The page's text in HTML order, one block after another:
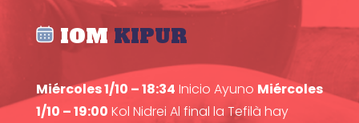
IOM KIPUR
Miércoles 1/10 – 18:34 Inicio Ayuno Miércoles
1/10 – 19:00 Kol Nidrei Al final la Tefilà hay